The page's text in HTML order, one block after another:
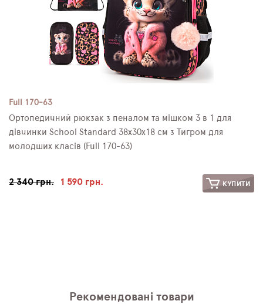
Full 170-63
Ортопедичний рюкзак з пеналом та мішком 3 в 1 для
дівчинки School Standard 38х30х18 см з Тигром для
молодших класів (Full 170-63)
2 340 грн. 1 590 грн. КУПИТИ
Рекомендовані товари